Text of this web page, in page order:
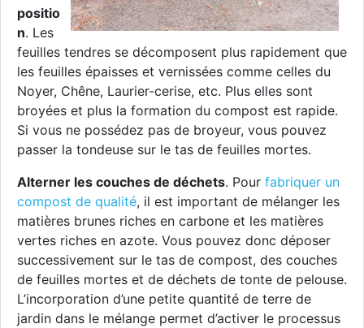
positio
n. Les
feuilles tendres se décomposent plus rapidement que
les feuilles épaisses et vernissées comme celles du
Noyer, Chêne, Laurier-cerise, etc. Plus elles sont
broyées et plus la formation du compost est rapide.
Si vous ne possédez pas de broyeur, vous pouvez
passer la tondeuse sur le tas de feuilles mortes.
Alterner les couches de déchets. Pour fabriquer un
compost de qualité, il est important de mélanger les
matières brunes riches en carbone et les matières
vertes riches en azote. Vous pouvez donc déposer
successivement sur le tas de compost, des couches
de feuilles mortes et de déchets de tonte de pelouse.
L’incorporation d’une petite quantité de terre de
jardin dans le mélange permet d’activer le processus